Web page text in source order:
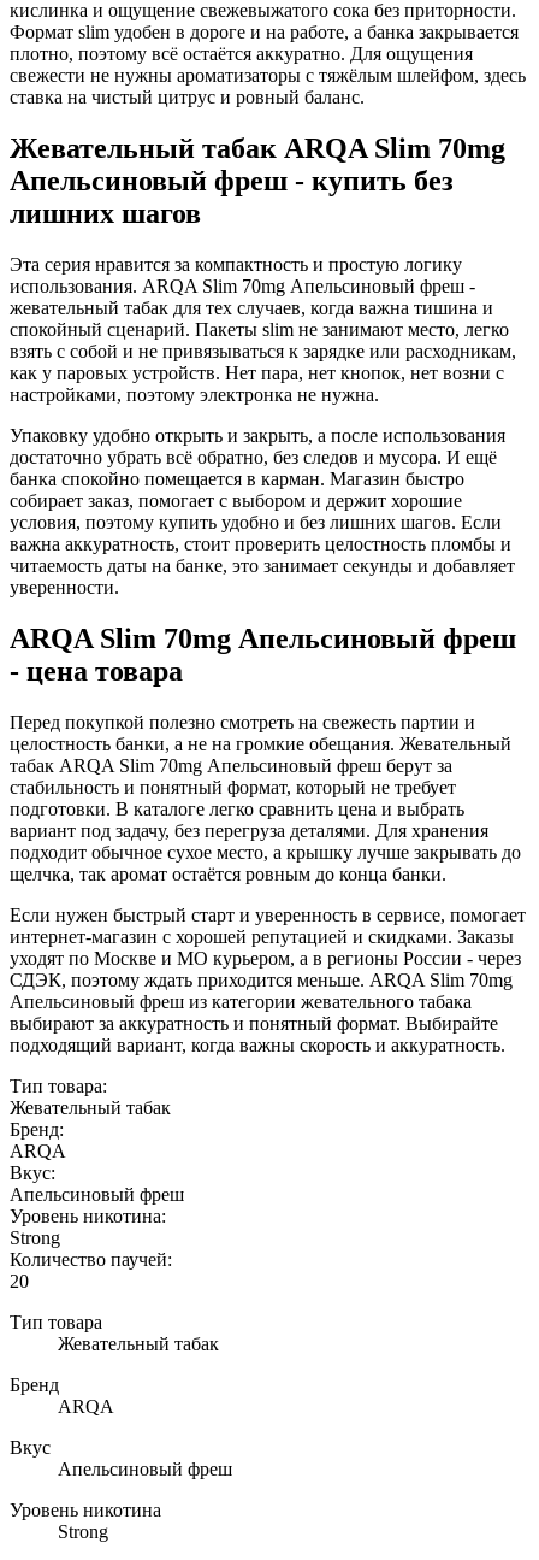
кислинка и ощущение свежевыжатого сока без приторности.
Формат slim удобен в дороге и на работе, а банка закрывается
плотно, поэтому всё остаётся аккуратно. Для ощущения
свежести не нужны ароматизаторы с тяжёлым шлейфом, здесь
ставка на чистый цитрус и ровный баланс.
Жевательный табак ARQA Slim 70mg
Апельсиновый фреш - купить без
лишних шагов
Эта серия нравится за компактность и простую логику
использования. ARQA Slim 70mg Апельсиновый фреш -
жевательный табак для тех случаев, когда важна тишина и
спокойный сценарий. Пакеты slim не занимают место, легко
взять с собой и не привязываться к зарядке или расходникам,
как у паровых устройств. Нет пара, нет кнопок, нет возни с
настройками, поэтому электронка не нужна.
Упаковку удобно открыть и закрыть, а после использования
достаточно убрать всё обратно, без следов и мусора. И ещё
банка спокойно помещается в карман. Магазин быстро
собирает заказ, помогает с выбором и держит хорошие
условия, поэтому купить удобно и без лишних шагов. Если
важна аккуратность, стоит проверить целостность пломбы и
читаемость даты на банке, это занимает секунды и добавляет
уверенности.
ARQA Slim 70mg Апельсиновый фреш
- цена товара
Перед покупкой полезно смотреть на свежесть партии и
целостность банки, а не на громкие обещания. Жевательный
табак ARQA Slim 70mg Апельсиновый фреш берут за
стабильность и понятный формат, который не требует
подготовки. В каталоге легко сравнить цена и выбрать
вариант под задачу, без перегруза деталями. Для хранения
подходит обычное сухое место, а крышку лучше закрывать до
щелчка, так аромат остаётся ровным до конца банки.
Если нужен быстрый старт и уверенность в сервисе, помогает
интернет-магазин с хорошей репутацией и скидками. Заказы
уходят по Москве и МО курьером, а в регионы России - через
СДЭК, поэтому ждать приходится меньше. ARQA Slim 70mg
Апельсиновый фреш из категории жевательного табака
выбирают за аккуратность и понятный формат. Выбирайте
подходящий вариант, когда важны скорость и аккуратность.
Тип товара:
Жевательный табак
Бренд:
ARQA
Вкус:
Апельсиновый фреш
Уровень никотина:
Strong
Количество паучей:
20
Тип товара
Жевательный табак
Бренд
ARQA
Вкус
Апельсиновый фреш
Уровень никотина
Strong